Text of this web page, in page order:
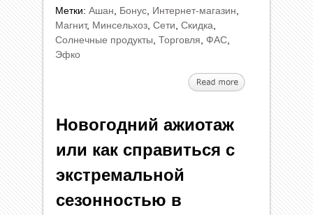
Метки: Ашан Бонус Интернет-магазин
Магнит, Минсельхоз Сети Скидка
Солнечные продукты Торговля ФАС
Эфко
Новогодний ажиотаж
или как справиться с
экстремальной
сезонностью в